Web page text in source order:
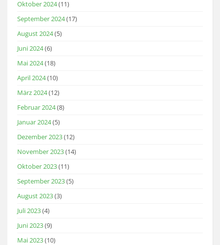
Oktober 2024(11)
September 2024(17)
August 2024(5)
Juni 2024(6)
Mai 2024(18)
April 2024(10)
März 2024(12)
Februar 2024(8)
Januar 2024(5)
Dezember 2023(12)
November 2023(14)
Oktober 2023(11)
September 2023(5)
August 2023(3)
Juli 2023(4)
Juni 2023(9)
Mai 2023(10)